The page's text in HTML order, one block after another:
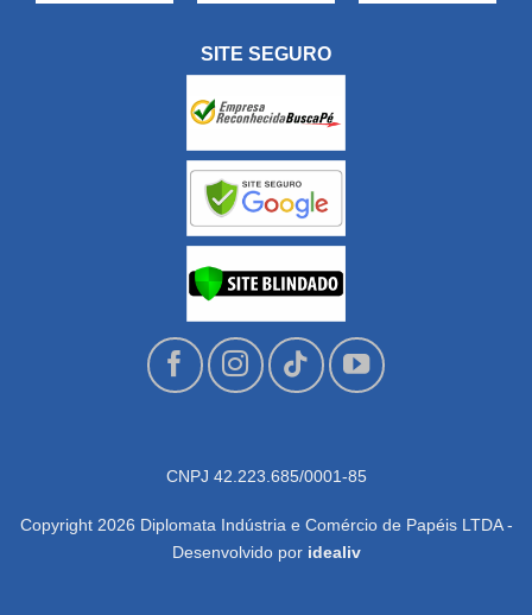
SITE SEGURO
CNPJ 42.223.685/0001-85
Copyright 2026 Diplomata Indústria e Comércio de Papéis LTDA -
Desenvolvido por idealiv